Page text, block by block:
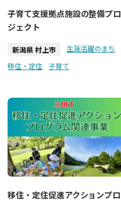
子育て支援拠点施設の整備プロ
ジェクト
新潟県 村上市
生涯活躍のまち
移住・定住
子育て
移住・定住促進アクションプロ